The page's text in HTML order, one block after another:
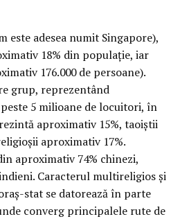
este adesea numit Singapore),
18% din populație, iar
176.000 de persoane).
grup, reprezentând
5 milioane de locuitori, în
aproximativ 15%, taoiștii
aproximativ 17%.
aproximativ 74% chinezi,
Caracterul multireligios și
stat se datorează în parte
converg principalele rute de